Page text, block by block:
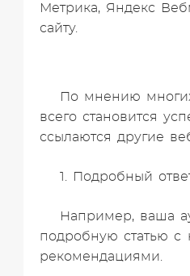
Метрика, Яндекс
сайту.
По мнению многих
всего становится
ссылаются другие
1. Подробный
Например, ваша
подробную статью с
рекомендациями.